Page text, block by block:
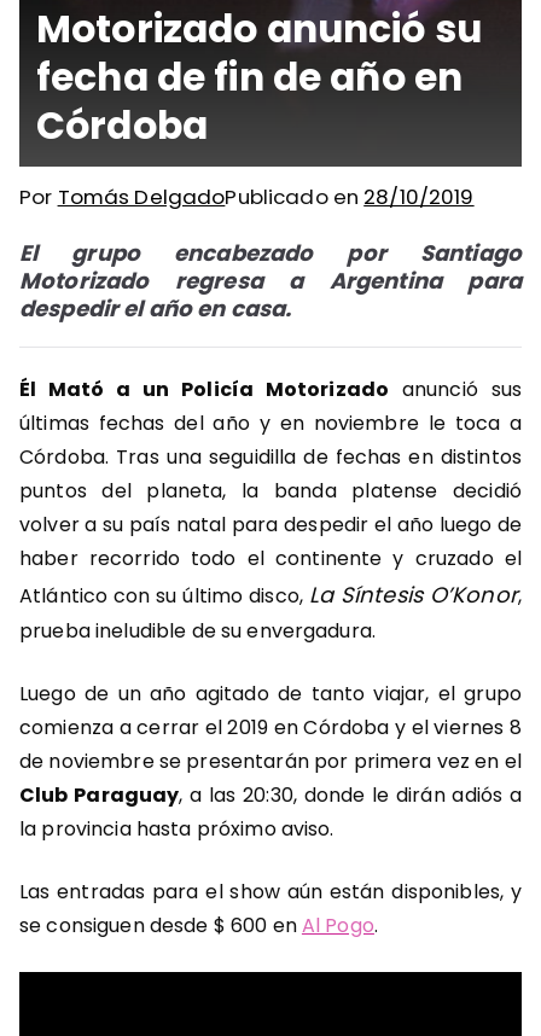
Motorizado anunció su
fecha de fin de año en
Córdoba
Por Tomás DelgadoPublicado en 28/10/2019
El grupo encabezado por Santiago
Motorizado regresa a Argentina para
despedir el año en casa.
Él Mató a un Policía Motorizado anunció sus
últimas fechas del año y en noviembre le toca a
Córdoba. Tras una seguidilla de fechas en distintos
puntos del planeta, la banda platense decidió
volver a su país natal para despedir el año luego de
haber recorrido todo el continente y cruzado el
Atlántico con su último disco, La Síntesis O’Konor,
prueba ineludible de su envergadura.
Luego de un año agitado de tanto viajar, el grupo
comienza a cerrar el 2019 en Córdoba y el viernes 8
de noviembre se presentarán por primera vez en el
Club Paraguay, a las 20:30, donde le dirán adiós a
la provincia hasta próximo aviso.
Las entradas para el show aún están disponibles, y
se consiguen desde $ 600 enAl Pogo.